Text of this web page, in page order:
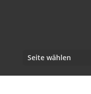
Seite wählen